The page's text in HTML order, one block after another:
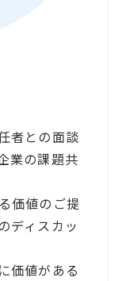
者との面談
業の課題共
価値のご提
ディスカッ
価値がある